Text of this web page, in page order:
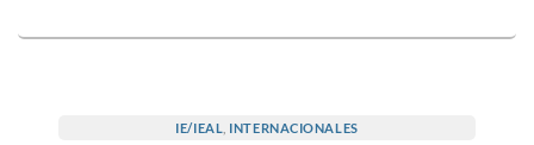
IE/IEAL INTERNACIONALES